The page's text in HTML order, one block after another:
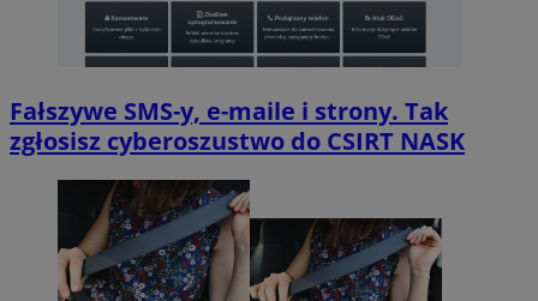
Fałszywe SMS-y, e-maile i strony. Tak
zgłosisz cyberoszustwo do CSIRT NASK